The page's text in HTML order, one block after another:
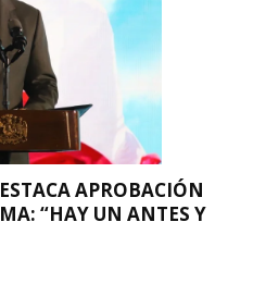
APROBACIÓN
“HAY UN ANTES Y